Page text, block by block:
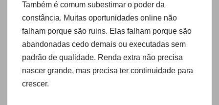
Também é comum subestimar o poder da
constância. Muitas oportunidades online não
falham porque são ruins. Elas falham porque são
abandonadas cedo demais ou executadas sem
padrão de qualidade. Renda extra não precisa
nascer grande, mas precisa ter continuidade para
crescer.